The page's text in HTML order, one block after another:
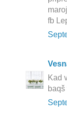
fb
Kad
baqš